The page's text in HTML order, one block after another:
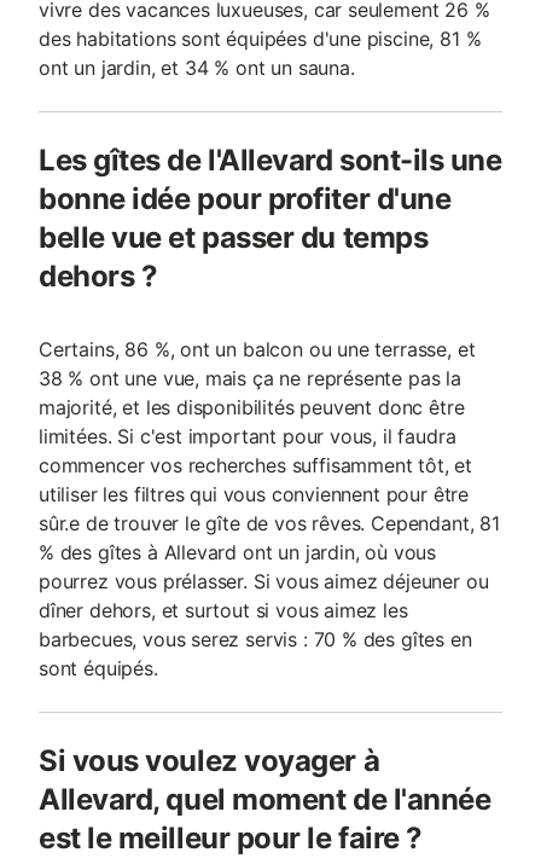
vivre des vacances luxueuses, car seulement 26 %
des habitations sont équipées d'une piscine, 81 %
ont un jardin, et 34 % ont un sauna.
Les gîtes de l'Allevard sont-ils une
bonne idée pour profiter d'une
belle vue et passer du temps
dehors ?
Certains, 86 %, ont un balcon ou une terrasse, et
38 % ont une vue, mais ça ne représente pas la
majorité, et les disponibilités peuvent donc être
limitées. Si c'est important pour vous, il faudra
commencer vos recherches suffisamment tôt, et
utiliser les filtres qui vous conviennent pour être
sûr.e de trouver le gîte de vos rêves. Cependant, 81
% des gîtes à Allevard ont un jardin, où vous
pourrez vous prélasser. Si vous aimez déjeuner ou
dîner dehors, et surtout si vous aimez les
barbecues, vous serez servis : 70 % des gîtes en
sont équipés.
Si vous voulez voyager à
Allevard, quel moment de l'année
est le meilleur pour le faire ?